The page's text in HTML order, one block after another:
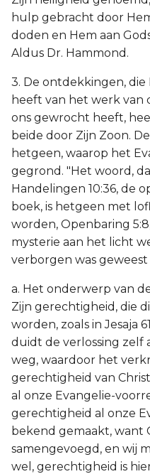
hulp gebracht door
doden en Hem aan
Aldus Dr. Hammond.
3. De ontdekkingen,
heeft van het werk van
ons gewrocht heeft,
beide door Zijn Zoon.
hetgeen, waarop het
gegrond. "Het woord,
Handelingen 10:36, de
boek, is hetgeen met
worden, Openbaring
mysterie aan het licht
verborgen was geweest
a. Het onderwerp van
Zijn gerechtigheid, die
worden, zoals in Jesaja
duidt de verlossing zelf
weg, waardoor het
gerechtigheid van
al onze Evangelie-
gerechtigheid al onze
bekend gemaakt, want
samengevoegd, en wij
wel, gerechtigheid is